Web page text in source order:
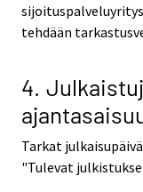
tehdään
4.
Tarkat
"Tulevat